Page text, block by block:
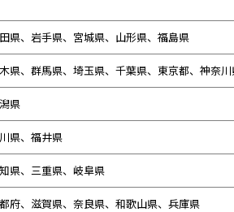
県、 岩手県、宮城県、山形県、福島県
県、群馬県、埼玉県、千葉県、東京都、神奈
県
県、 福井県
県、 三重県、 岐阜県
府、滋賀県、奈良県、和歌山県、兵庫県